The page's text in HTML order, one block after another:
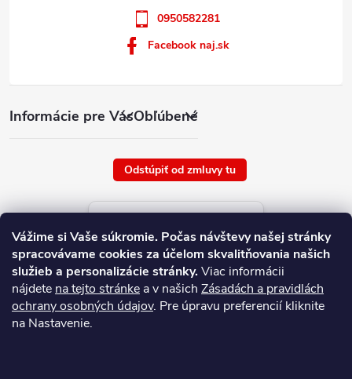
Vážime si Vaše súkromie. Počas návštevy našej stránky
spracovávame cookies za účelom skvalitňovania našich
služieb a personalizácie stránky.Viac informácii
nájdete na tejto stránke a v našich Zásadách a pravidlách
ochrany osobných údajov. Pre úpravu preferencií kliknite
na Nastavenie.
Informácie pre VásObľúbené
0950582281
Facebook naj.sk
Odstúpiť od zmluvy tu
Aktuálne ceny tovaru
platné od : 7/8/2026